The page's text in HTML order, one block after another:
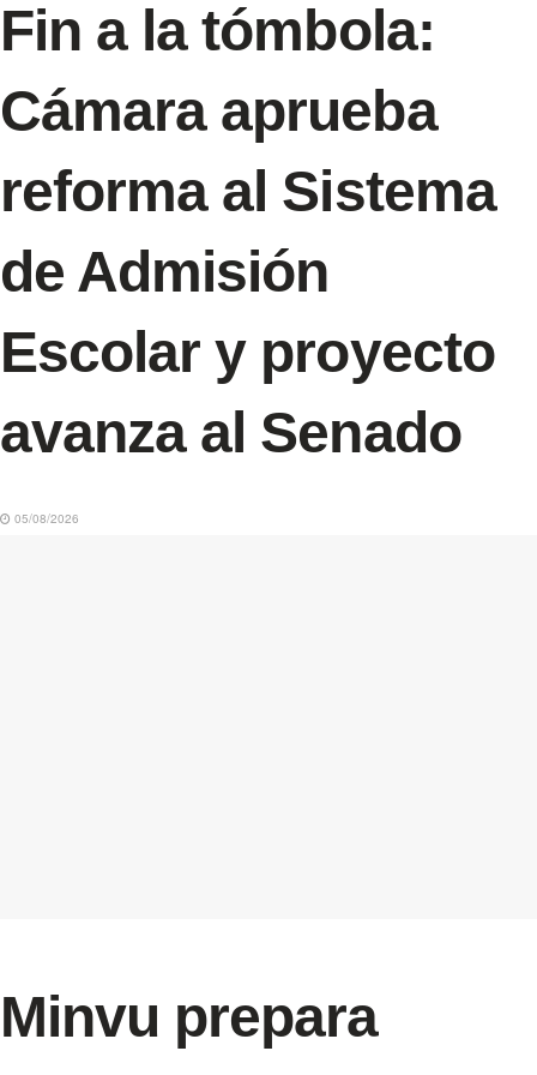
Fin a la tómbola:
Cámara aprueba
reforma al Sistema
de Admisión
Escolar y proyecto
avanza al Senado
05/08/2026
Minvu prepara